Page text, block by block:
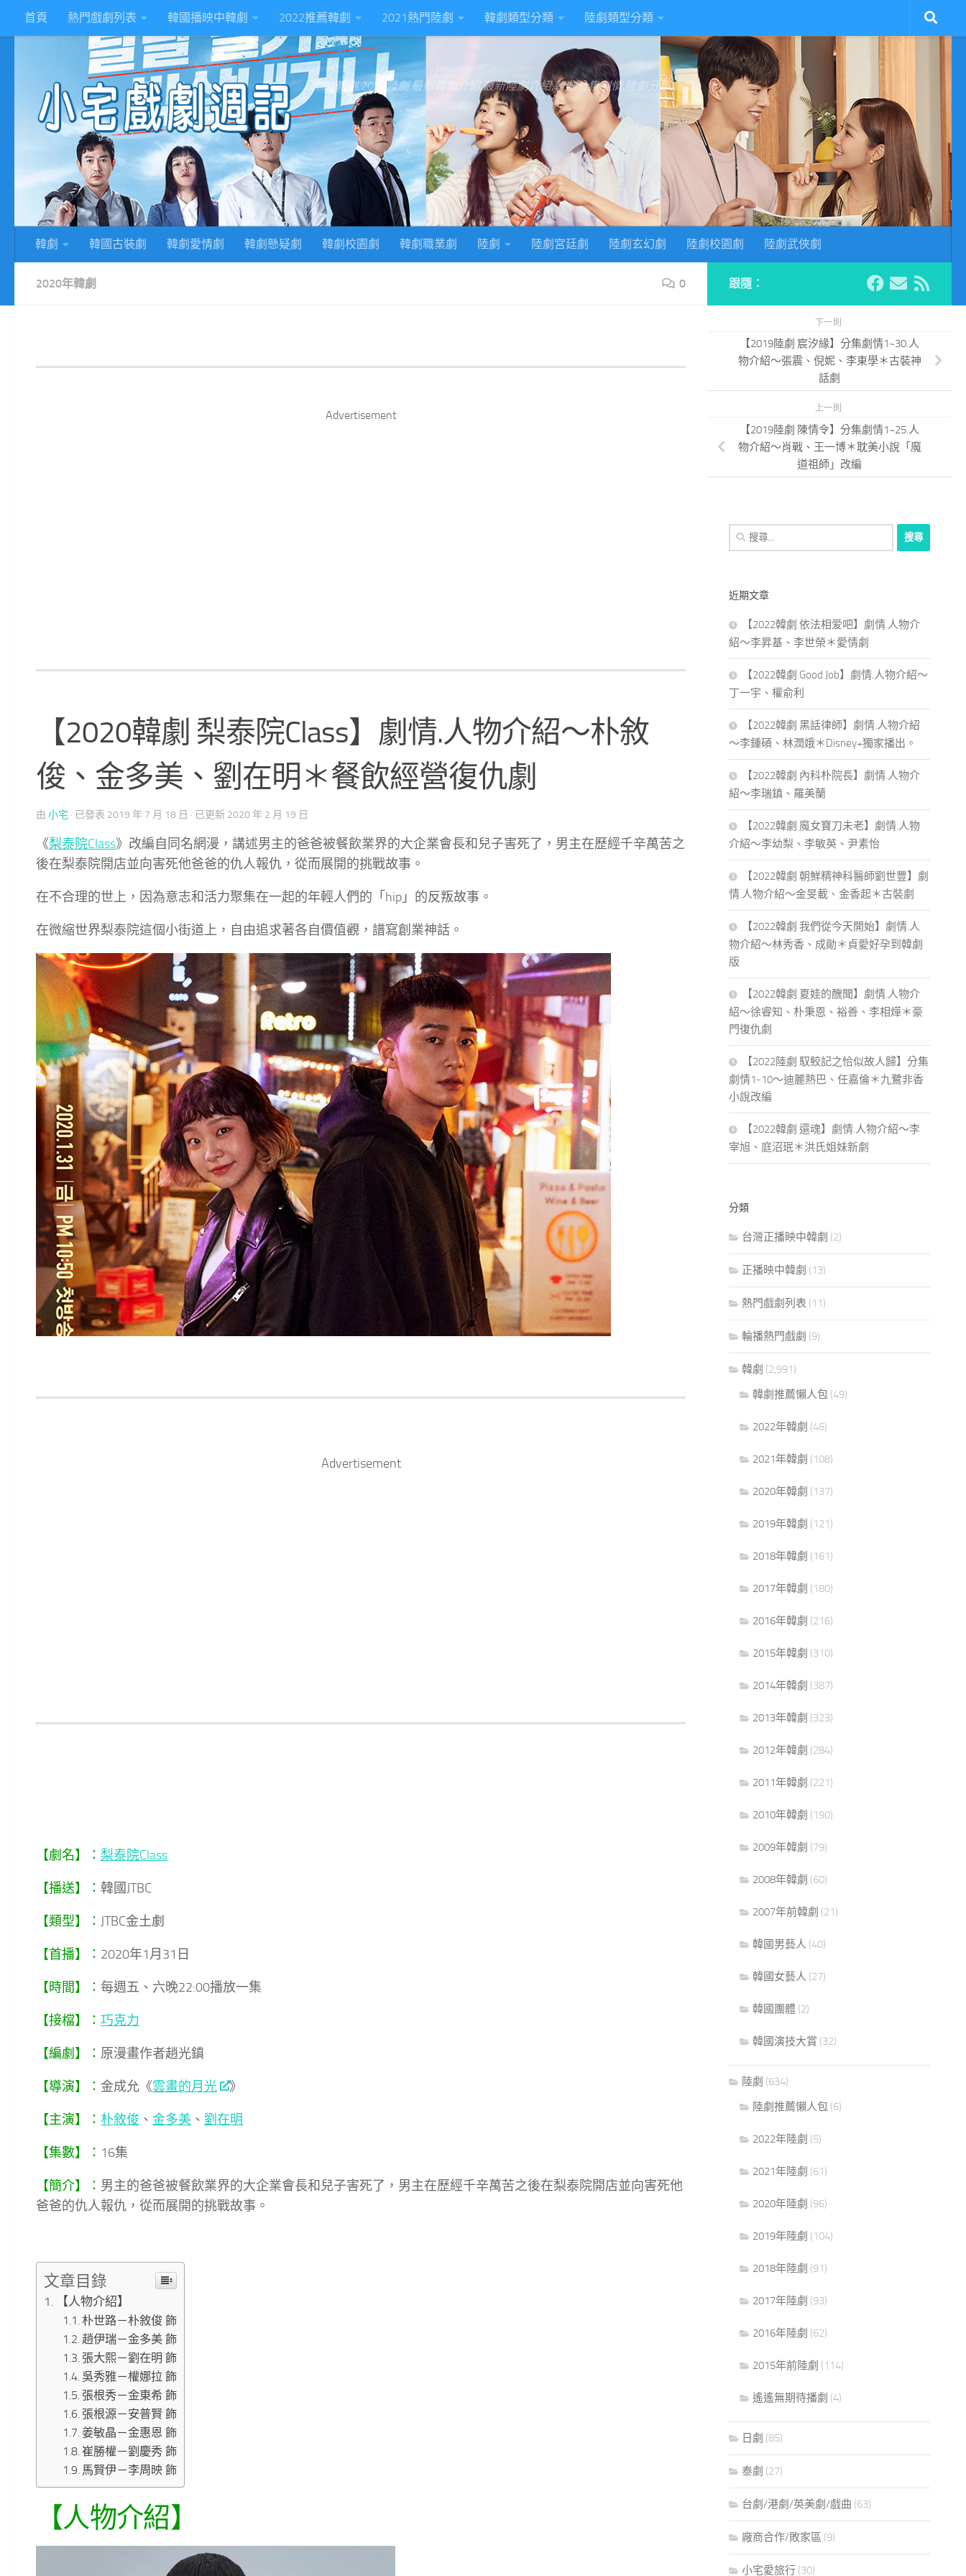
Skip to content
首頁 熱門戲劇列表 韓國播映中韓劇 2022推薦韓劇 2021熱門陸劇 韓劇類型分類 陸劇類型分類
2022韓劇,2022陸劇,最新韓劇介紹,最新陸劇介紹,韓劇分集劇情,陸劇分集劇情
韓劇 韓國古裝劇 韓劇愛情劇 韓劇懸疑劇 韓劇校園劇 韓劇職業劇 陸劇 陸劇宮廷劇 陸劇玄幻劇 陸劇校園劇 陸劇武俠劇
2020年韓劇 0
Advertisement
【2020韓劇 梨泰院Class】劇情.人物介紹～朴敘
俊、金多美、劉在明＊餐飲經營復仇劇
由 小宅 · 已發表 2019 年 7 月 18 日 · 已更新 2020 年 2 月 19 日
《梨泰院Class》改編自同名網漫，講述男主的爸爸被餐飲業界的大企業會長和兒子害死了，男主在歷經千辛萬苦之
後在梨泰院開店並向害死他爸爸的仇人報仇，從而展開的挑戰故事。
在不合理的世上，因為意志和活力聚集在一起的年輕人們的「hip」的反叛故事。
在微縮世界梨泰院這個小街道上，自由追求著各自價值觀，譜寫創業神話。
Advertisement
【劇名】： 梨泰院Class
【播送】： 韓國JTBC
【類型】： JTBC金土劇
【首播】： 2020年1月31日
【時間】： 每週五、六晚22:00播放一集
【接檔】： 巧克力
【編劇】： 原漫畫作者趙光鎮
【導演】： 金成允《雲畫的月光 》
【主演】： 朴敘俊 、 金多美 、 劉在明
【集數】： 16集
【簡介】： 男主的爸爸被餐飲業界的大企業會長和兒子害死了，男主在歷經千辛萬苦之後在梨泰院開店並向害死他
爸爸的仇人報仇，從而展開的挑戰故事。
文章目錄
【人物介紹】
朴世路－朴敘俊 飾
趙伊瑞－金多美 飾
張大熙－劉在明 飾
吳秀雅－權娜拉 飾
張根秀－金東希 飾
張根源－安普賢 飾
姜敏晶－金惠恩 飾
崔勝權－劉慶秀 飾
馬賢伊－李周映 飾
【人物介紹】
跟隨：
下一則
【2019陸劇 宸汐緣】分集劇情1~30.人
物介紹～張震、倪妮、李東學＊古裝神
話劇
上一則
【2019陸劇 陳情令】分集劇情1~25.人
物介紹～肖戰、王一博＊耽美小說「魔
道祖師」改編
搜
尋
字:
近期文章
【2022韓劇 依法相爱吧】劇情.人物介
紹～李昇基、李世榮＊愛情劇
【2022韓劇 Good Job】劇情.人物介紹～
丁一宇、權俞利
【2022韓劇 黑話律師】劇情.人物介紹
～李鍾碩、林潤娥＊Disney+獨家播出。
【2022韓劇 內科朴院長】劇情.人物介
紹～李瑞鎮、羅美蘭
【2022韓劇 魔女寶刀未老】劇情.人物
介紹～李幼梨、李敏英、尹素怡
【2022韓劇 朝鮮精神科醫師劉世豐】劇
情.人物介紹～金旻載、金香起＊古裝劇
【2022韓劇 我們從今天開始】劇情.人
物介紹～林秀香、成勛＊貞愛好孕到韓劇
版
【2022韓劇 夏娃的醜聞】劇情.人物介
紹～徐睿知、朴秉恩、裕善、李相燁＊豪
門復仇劇
【2022陸劇 馭鮫記之恰似故人歸】分集
劇情1-10～迪麗熱巴、任嘉倫＊九鷺非香
小說改編
【2022韓劇 還魂】劇情.人物介紹～李
宰旭、庭沼珉＊洪氏姐妹新劇
分類
台灣正播映中韓劇 (2)
正播映中韓劇 (13)
熱門戲劇列表 (11)
輪播熱門戲劇 (9)
韓劇 (2,991)
韓劇推薦懶人包 (49)
2022年韓劇 (46)
2021年韓劇 (108)
2020年韓劇 (137)
2019年韓劇 (121)
2018年韓劇 (161)
2017年韓劇 (180)
2016年韓劇 (216)
2015年韓劇 (310)
2014年韓劇 (387)
2013年韓劇 (323)
2012年韓劇 (284)
2011年韓劇 (221)
2010年韓劇 (190)
2009年韓劇 (79)
2008年韓劇 (60)
2007年前韓劇 (21)
韓國男藝人 (40)
韓國女藝人 (27)
韓國團體 (2)
韓國演技大賞 (32)
陸劇 (634)
陸劇推薦懶人包 (6)
2022年陸劇 (5)
2021年陸劇 (61)
2020年陸劇 (96)
2019年陸劇 (104)
2018年陸劇 (91)
2017年陸劇 (93)
2016年陸劇 (62)
2015年前陸劇 (114)
遙遙無期待播劇 (4)
日劇 (85)
泰劇 (27)
台劇/港劇/英美劇/戲曲 (63)
廠商合作/敗家區 (9)
小宅愛旅行 (30)